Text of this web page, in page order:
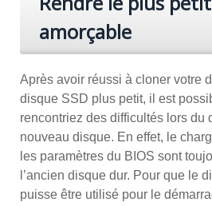
amorçable
Après avoir réussi à cloner votre
disque SSD plus petit, il est
rencontriez des difficultés lors du
nouveau disque. En effet, le
les paramètres du BIOS sont
l’ancien disque dur. Pour que le
puisse être utilisé pour le